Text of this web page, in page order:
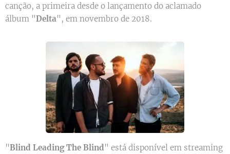
canção, a primeira desde o lançamento do aclamado
álbum "Delta", em novembro de 2018.
"Blind Leading The Blind" está disponível em streaming